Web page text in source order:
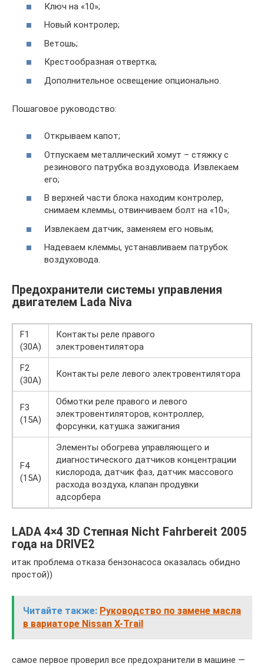
Ключ на «10»;
Новый контролер;
Ветошь;
Крестообразная отвертка;
Дополнительное освещение опционально.
Пошаговое руководство:
Открываем капот;
Отпускаем металлический хомут – стяжку с
резинового патрубка воздуховода. Извлекаем
его;
В верхней части блока находим контролер,
снимаем клеммы, отвинчиваем болт на «10»;
Извлекаем датчик, заменяем его новым;
Надеваем клеммы, устанавливаем патрубок
воздуховода.
Предохранители системы управления
двигателем Lada Niva
F1
(30A)
Контакты реле правого
электровентилятора
F2
(30A)
Контакты реле левого электровентилятора
F3
(15A)
Обмотки реле правого и левого
электровентиляторов, контроллер,
форсунки, катушка зажигания
F4
(15A)
Элементы обогрева управляющего и
диагностического датчиков концентрации
кислорода, датчик фаз, датчик массового
расхода воздуха, клапан продувки
адсорбера
LADA 4×4 3D Степная Nicht Fahrbereit 2005
года на DRIVE2
итак проблема отказа бензонасоса оказалась обидно
простой))
Читайте также: Руководство по замене масла
в вариаторе Nissan X-Trail
самое первое проверил все предохранители в машине —